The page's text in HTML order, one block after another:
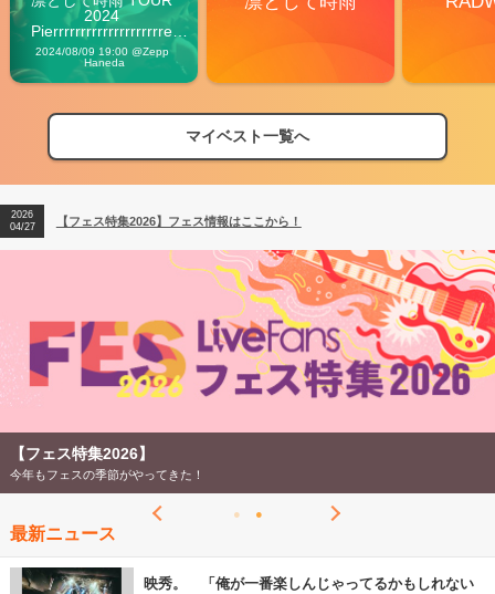
2024
Pierrrrrrrrrrrrrrrrrrrre
Vibes
2024/08/09 19:00 @Zepp
Haneda
マイベスト一覧へ
【フェス特集2026】フェス情報はここから！
【ライブ動員ランキング】2026年上半期編発表！
2026
04/27
【フェス特集2026】フェス情報はここから！
2026
【ライブ動員ランキング】2026年上半期編発表！
【フェス特集2026】
今年もフェスの季節がやってきた！
最新ニュース
映秀。 「俺が一番楽しんじゃってるかもしれない